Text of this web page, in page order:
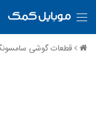
قطعات گوشی